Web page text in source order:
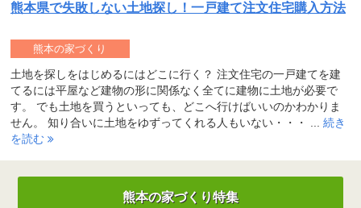
熊本県で失敗しない土地探し！一戸建て注文住宅購入方法
土地を探しをはじめるにはどこに行く？ 注文住宅の一戸建てを建
てるには平屋など建物の形に関係なく全てに建物に土地が必要で
す。 でも土地を買うといっても、どこへ行けばいいのかわかりま
せん。 知り合いに土地をゆずってくれる人もいない・・・ ... 続き
を読む
熊本の家づくり
熊本の家づくり特集